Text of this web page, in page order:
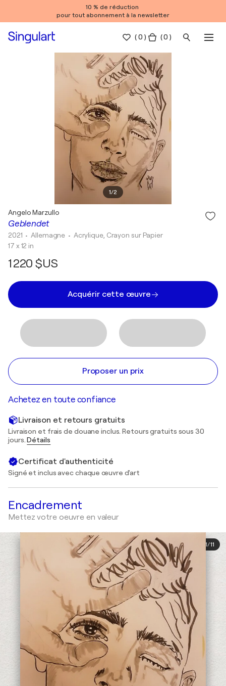
10 % de réduction
pour tout abonnement à la newsletter
(0 ) ( 0 )
1/2
Geblendet
Angelo Marzullo
2021 • Allemagne • Acrylique, Crayon sur Papier
17 x 12 in
1 220 $US
Acquérir cette œuvre
Proposer un prix
Achetez en toute confiance
Livraison et retours gratuits
Livraison et frais de douane inclus. Retours gratuits sous 30
jours.Détails
Certificat d'authenticité
Signé et inclus avec chaque œuvre d'art
Encadrement
Mettez votre oeuvre en valeur
1/11